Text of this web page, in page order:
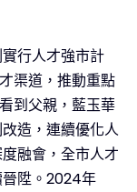
行人才強市計
渠道，推動重點
到父親，藍玉華
造，連續優化人
融會，全市人才
陞。2024年